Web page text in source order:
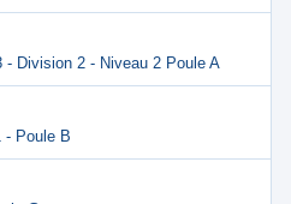
- Division 2 - Niveau 2 Poule A
- Poule B